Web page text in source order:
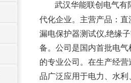
武汉华能联创电气有
代化企业。主营产品： 直
漏电保护器测试仪,绝缘
备。公司是国内首批电
的专业公司。在生产经
品广泛应用于电力、水